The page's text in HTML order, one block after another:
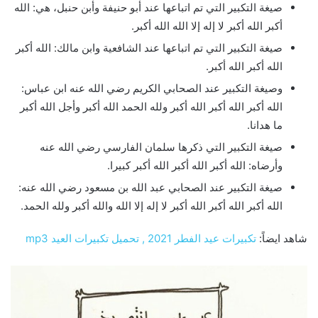
صيغة التكبير التي تم اتباعها عند أبو حنيفة وأبن حنبل، هي: الله
أكبر الله أكبر لا إله إلا الله الله أكبر.
صيغة التكبير التي تم اتباعها عند الشافعية وابن مالك: الله أكبر
الله أكبر الله أكبر.
وصيغة التكبير عند الصحابي الكريم رضي الله عنه ابن عباس:
الله أكبر الله أكبر الله أكبر ولله الحمد الله أكبر وأجل الله أكبر
ما هدانا.
صيغة التكبير التي ذكرها سلمان الفارسي رضي الله عنه
وأرضاه: الله أكبر الله أكبر الله أكبر كبيرا.
صيغة التكبير عند الصحابي عبد الله بن مسعود رضي الله عنه:
الله أكبر الله أكبر الله أكبر لا إله إلا الله والله أكبر ولله الحمد.
شاهد ايضاً: تكبيرات عيد الفطر 2021 , تحميل تكبيرات العيد mp3